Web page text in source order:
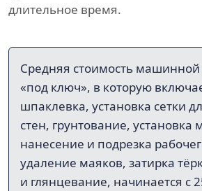
длительное время.
Средняя стоимость машинной
«под ключ», в которую
шпаклевка, установка сетки
стен, грунтование, установка
нанесение и подрезка
удаление маяков, затирка
и глянцевание, начинается с